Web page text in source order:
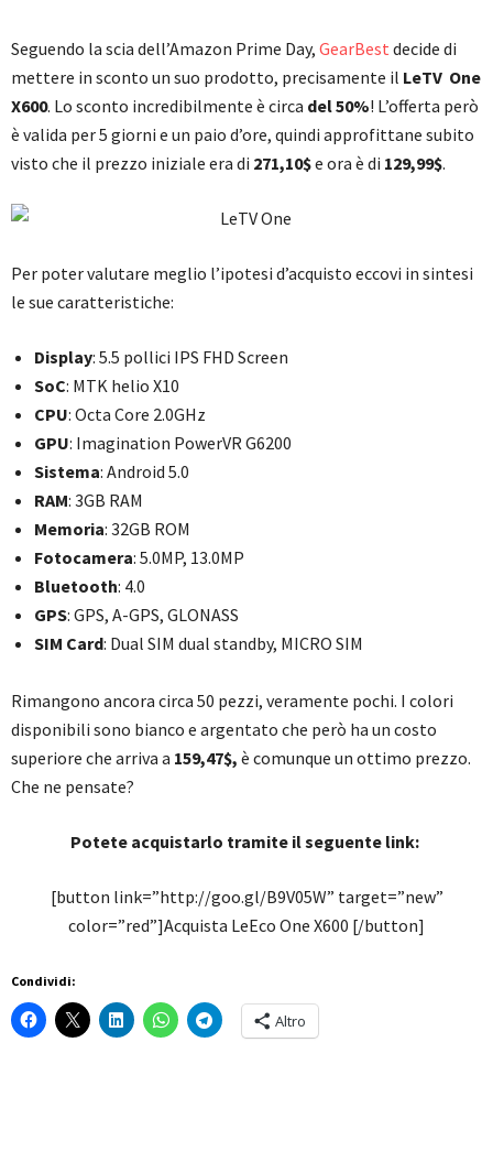
Seguendo la scia dell’Amazon Prime Day, GearBest decide di
mettere in sconto un suo prodotto, precisamente il LeTV One
X600. Lo sconto incredibilmente è circa del 50%! L’offerta però
è valida per 5 giorni e un paio d’ore, quindi approfittane subito
visto che il prezzo iniziale era di 271,10$e ora è di 129,99$.
Per poter valutare meglio l’ipotesi d’acquisto eccovi in sintesi
le sue caratteristiche:
Display: 5.5 pollici IPS FHD Screen
SoC: MTK helio X10
CPU: Octa Core 2.0GHz
GPU: Imagination PowerVR G6200
Sistema: Android 5.0
RAM: 3GB RAM
Memoria: 32GB ROM
Fotocamera: 5.0MP, 13.0MP
Bluetooth: 4.0
GPS: GPS, A-GPS, GLONASS
SIM Card: Dual SIM dual standby, MICRO SIM
Rimangono ancora circa 50 pezzi, veramente pochi. I colori
disponibili sono bianco e argentato che però ha un costo
superiore che arriva a 159,47$, è comunque un ottimo prezzo.
Che ne pensate?
Potete acquistarlo tramite il seguente link:
[button link=”http://goo.gl/B9V05W” target=”new”
color=”red”]Acquista LeEco One X600 [/button]
Condividi:
Altro